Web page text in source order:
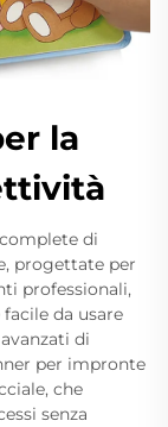
la
di
progettate per
professionali,
da usare
di
per impronte
che
senza